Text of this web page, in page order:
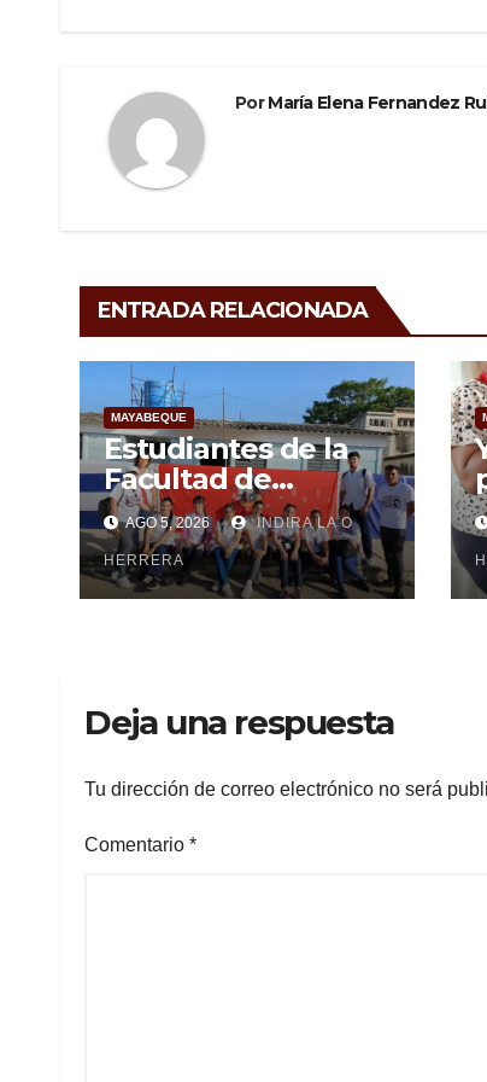
PorMaría Elena Fernandez
ENTRADA RELACIONADA
MAYABEQUE
Estudiantes de la
Facultad de
Ciencias Médicas de
Mayabeque realizan
pesquisa
AGO 5, 2026 INDIRA LA O
HERRERA
Deja una respuesta
Tu dirección de correo electrónico no será
Comentario *